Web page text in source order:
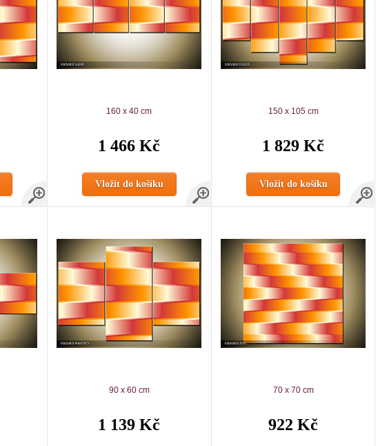
160 x 40 cm
1 466 Kč
Vložit do košíku
150 x 105 cm
1 829 Kč
Vložit do košíku
90 x 60 cm
1 139 Kč
70 x 70 cm
922 Kč